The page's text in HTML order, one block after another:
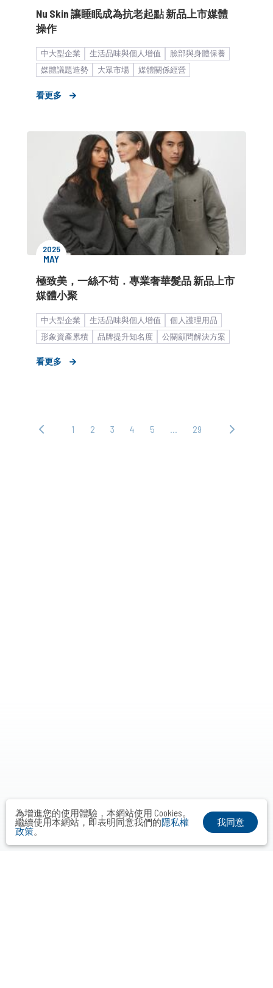
Nu Skin 讓睡眠成為抗老起點 新品上市媒體
操作
中大型企業 生活品味與個人增值
臉部與身體保養
媒體議題造勢
大眾市場
媒體關係經營
看更多
2025
MAY
極致美，一絲不苟．專業奢華髮品 新品上市
媒體小聚
中大型企業 生活品味與個人增值
個人護理用品
形象資產累積
品牌提升知名度
公關顧問解決方案
看更多
‹ 上
1 2 3 4 5 29
下
為增進您的使用體驗，本網站使用 Cookies。
繼續使用本網站，即表明同意我們的隱私權
政策。
我同意